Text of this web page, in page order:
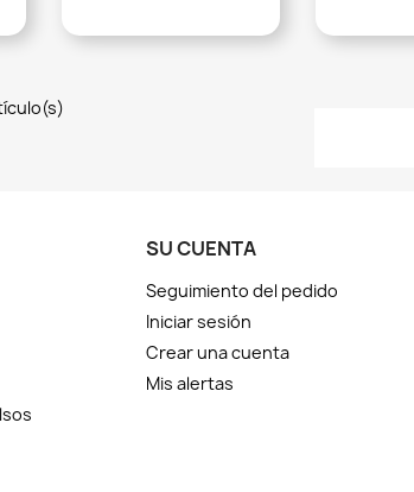
SU CUENTA
Seguimiento del pedido
Iniciar sesión
Crear una cuenta
Mis alertas